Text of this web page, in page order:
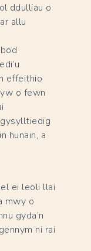
ddulliau o
allu
effeithio
o fewn
hunain, a
ei leoli llai
mwy o
gyda’n
ni rai